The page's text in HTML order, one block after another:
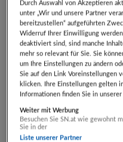
eingestellt!
Ausreichend Energie
Ergebnis
“stichelt“ in der Haut.
von Victrastudio®
Haarentfernung ab,
Werbeversprechen,
deine Zufriedenheit
Durch Auswahl von Akzeptieren
unter „Wir und unsere Partner
bereitzustellen“ aufgeführten
Widerruf Ihrer Einwilligung
deaktiviert sind, sind manche
mehr so relevant für Sie. Sie
um Ihre Einstellungen zu ändern
Sie auf den Link Voreinstellungen
klicken. Ihre Einstellungen gelten
Informationen finden Sie in
Weiter mit Werbung
Besuchen Sie SN.at wie gewohnt
Sie in der
Liste unserer Partner